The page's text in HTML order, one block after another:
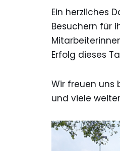
Ein herzliches
Besuchern für
Erfolg dieses
Wir freuen uns
und viele